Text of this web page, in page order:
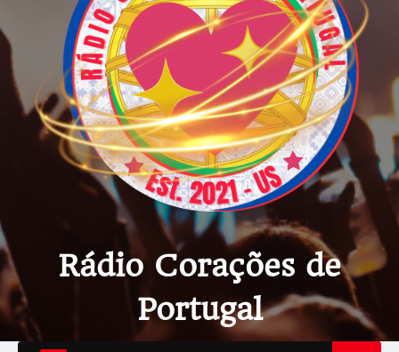
Rádio Corações de
Portugal